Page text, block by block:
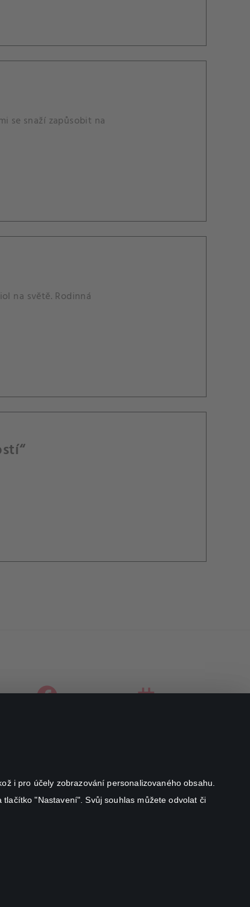
i pro účely zobrazování personalizovaného obsahu.
"Nastavení". Svůj souhlas můžete odvolat či
se snaží zapůsobit na
na světě. Rodinná
facebookinstagram
Canal+ Luxembourg S. à r.l. se sídlem Rue Albert Borschette 4,